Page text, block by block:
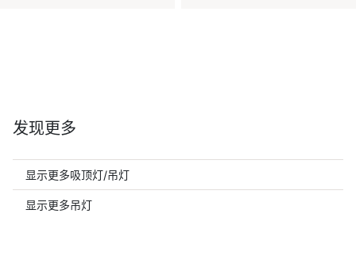
发现更多
显示更多吸顶灯/吊灯
显示更多吊灯